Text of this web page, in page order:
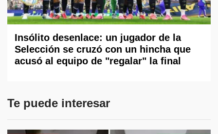
Insólito desenlace: un jugador de la
Selección se cruzó con un hincha que
acusó al equipo de "regalar" la final
Te puede interesar